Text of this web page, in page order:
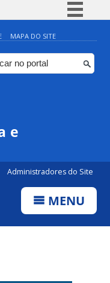
Simplifique!
Comunica BR
Participe
MAPA DO SITE
e
Administradores do Site
MENU